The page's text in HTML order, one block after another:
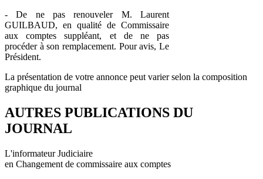
- De ne pas renouveler M. Laurent
GUILBAUD, en qualité de Commissaire
aux comptes suppléant, et de ne pas
procéder à son remplacement. Pour avis, Le
Président.
La présentation de votre annonce peut varier selon la composition
graphique du journal
AUTRES PUBLICATIONS DU
JOURNAL
L'informateur Judiciaire
en Changement de commissaire aux comptes